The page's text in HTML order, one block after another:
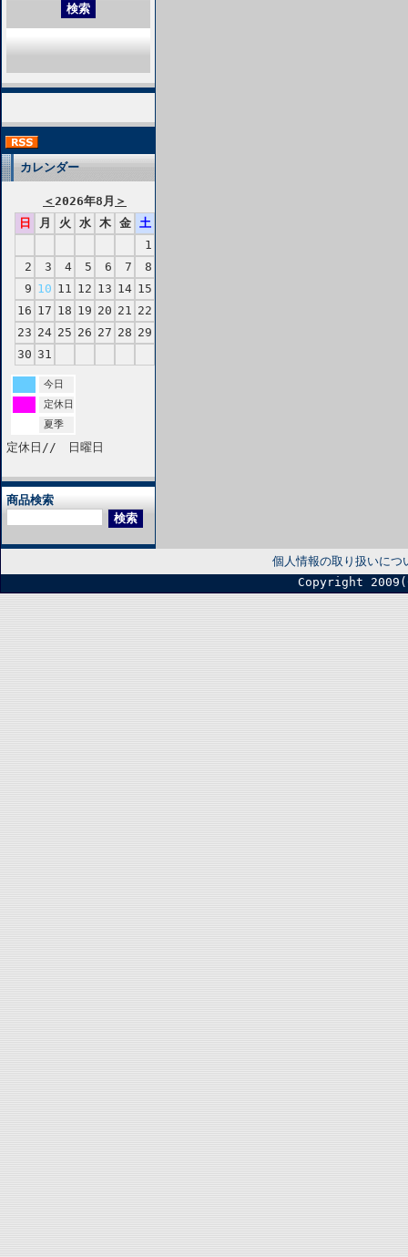
カレンダー
＜2026年8月 ＞
日
月 火 水 木 金
土
1
2
3 4 5 6 7
8
9 10 11 12 13 14 15
16 17 18 19 20 21 22
23 24 25 26 27 28 29
30 31
今日
定休日
夏季
定休日// 日曜日
商品検索
個人情報の取り扱いにつ
Copyright